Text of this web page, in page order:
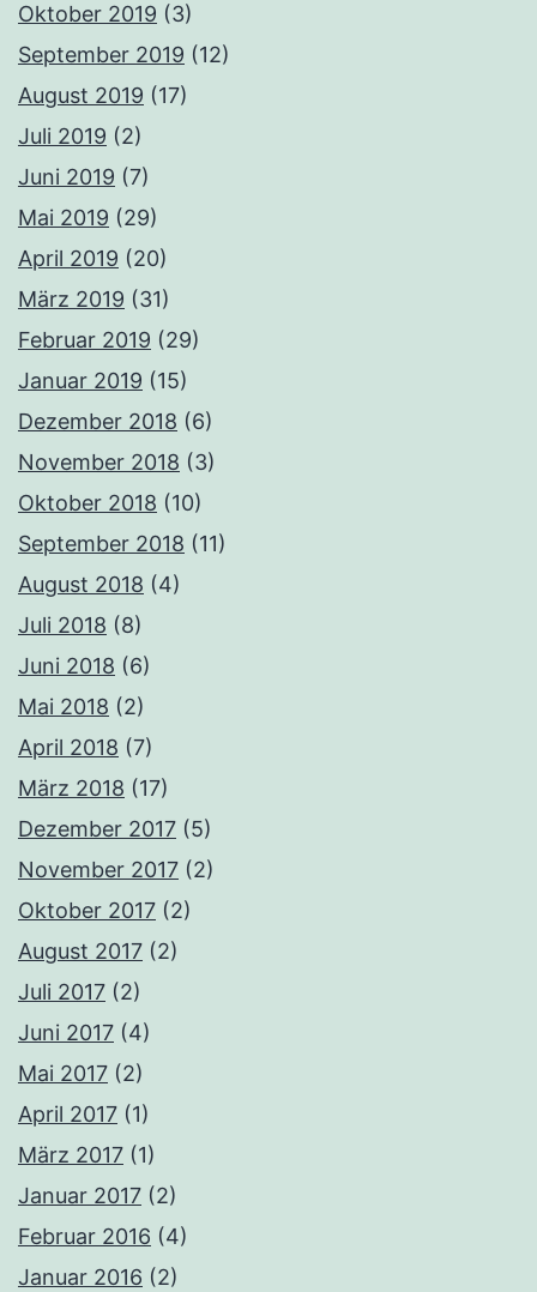
Oktober 2019 (3)
September 2019 (12)
August 2019 (17)
Juli 2019 (2)
Juni 2019 (7)
Mai 2019 (29)
April 2019 (20)
März 2019 (31)
Februar 2019 (29)
Januar 2019 (15)
Dezember 2018 (6)
November 2018 (3)
Oktober 2018 (10)
September 2018 (11)
August 2018 (4)
Juli 2018 (8)
Juni 2018 (6)
Mai 2018 (2)
April 2018 (7)
März 2018 (17)
Dezember 2017 (5)
November 2017 (2)
Oktober 2017 (2)
August 2017 (2)
Juli 2017 (2)
Juni 2017 (4)
Mai 2017 (2)
April 2017 (1)
März 2017 (1)
Januar 2017 (2)
Februar 2016 (4)
Januar 2016 (2)